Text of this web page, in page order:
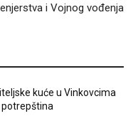
i Vojnog vođenja
kuće u Vinkovcima